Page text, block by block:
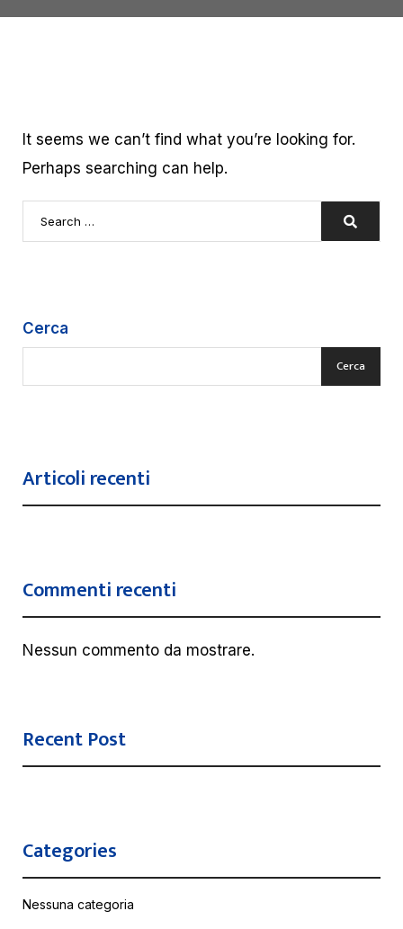
It seems we can’t find what you’re looking for.
Perhaps searching can help.
Cerca
Cerca
Articoli recenti
Commenti recenti
Nessun commento da mostrare.
Recent Post
Categories
Nessuna categoria